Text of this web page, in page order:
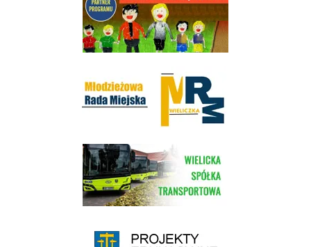
link do strony Wielickiej Spółki Transportowej